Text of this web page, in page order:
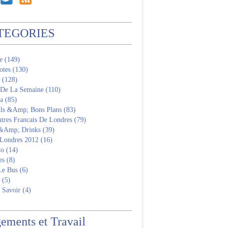
(149)
(130)
(128)
La Semaine (110)
(85)
&Amp; Bons Plans (83)
Francais De Londres (79)
Drinks (39)
2012 (16)
(14)
(8)
Bus (6)
(5)
Savoir (4)
et Travail